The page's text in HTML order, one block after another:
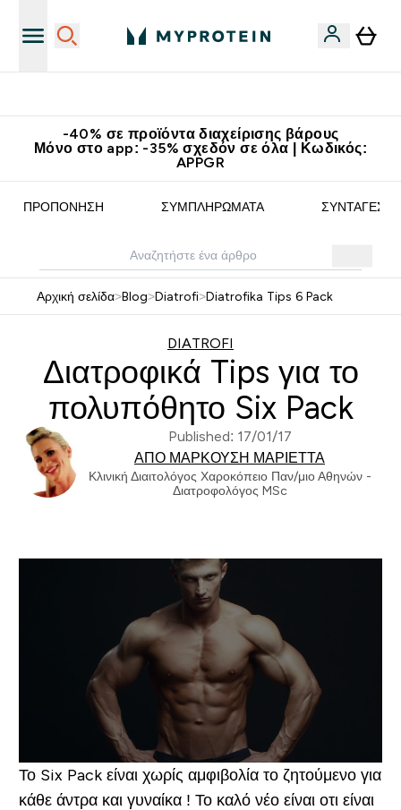
-40% σε προϊόντα διαχείρισης βάρους
Μόνο στο app: -35% σχεδόν σε όλα | Κωδικός:
APPGR
ΠΡΟΠΌΝΗΣΗ ΣΥΜΠΛΗΡΏΜΑΤΑ ΣΥΝΤΑΓΈΣ
Αρχική σελίδα>Blog>Diatrofi>Diatrofika Tips 6 Pack
DIATROFI
Διατροφικά Tips για το
πολυπόθητο Six Pack
Published: 17/01/17
ΑΠΌ ΜΑΡΚΟΎΣΗ ΜΑΡΙΈΤΤΑ
Κλινική Διαιτολόγος Χαροκόπειο Παν/μιο Αθηνών -
Διατροφολόγος MSc
Το Six Pack είναι χωρίς αμφιβολία το ζητούμενο για
κάθε άντρα και γυναίκα ! Το καλό νέο είναι οτι είναι